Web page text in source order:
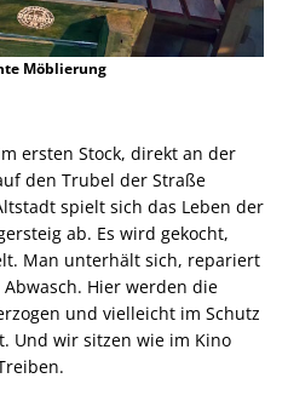
Möblierung
ersten Stock, direkt an der
den Trubel der Straße
spielt sich das Leben der
ab. Es wird gekocht,
Man unterhält sich, repariert
Hier werden die
und vielleicht im Schutz
Und wir sitzen wie im Kino